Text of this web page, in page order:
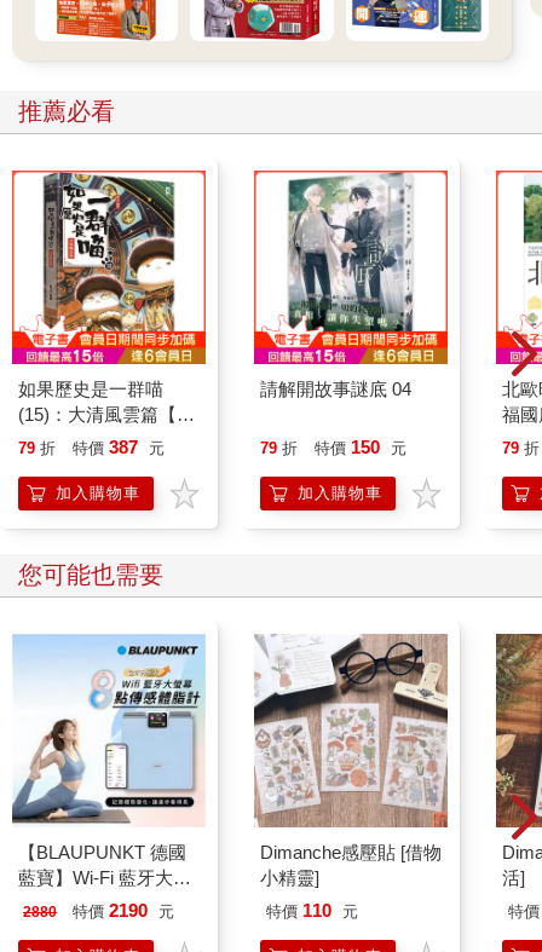
物。」
Ｑ靈感受得到生前所愛之人對祂的思念嗎？
更快樂；如果不快樂，則能安慰。」
Ｑ靈會在祭祖時因為牽掛塵世親友而回來嗎？會去探望當年自己
的遺骨下葬時在墓前祈禱的人嗎？
靈：「無論是那一天還是別的日子，靈都會受人們的思念召喚而
返回。」
Ｑ逝去親友的靈能感受到我們內心對祂們的情感嗎？
靈：「非常清楚，但祂們也會忘記那些已經遺忘了祂們的人。」
靈的轉世
Ｑ靈魂會多次轉世為人嗎？
Ｑ轉世的目的何在？
平正義？」
Ｑ我們是在地球完成所有不同的肉身轉世嗎？
靈：「並非如此，也會轉生到許多不同世界。你們目前的世界不
是第一個、也不是最後一個世界，而是物質傾向最重、離圓滿最
遙遠的世界之一。」
Ｑ靈魂每次轉世為肉身，是從一個世界投生到另一個世界，還是
在同一個星球多次轉世？
靈：「如果祂還不夠進步到能進入更高等的世界，可能就會在同
Ｑ一直處在靈的狀態不是比較快樂？
靈：「不，絕非如此！那會停滯不前，我們要進步，不斷地接近
上帝。」
推薦必看
如果歷史是一群喵
(15)：大清風雲篇【萌
貓漫畫學歷史】
79 折 特價 387 元
加入購物車
請解開故事謎底 04
79 折 特價 150 元
加入購物車
北
福
79 折
您可能也需要
【BLAUPUNKT 德國
藍寶】Wi-Fi 藍牙大螢
幕八點傳感體脂計
2880 特價 2190 元
Dimanche感壓貼 [借物
小精靈]
特價 110 元
活]
特價